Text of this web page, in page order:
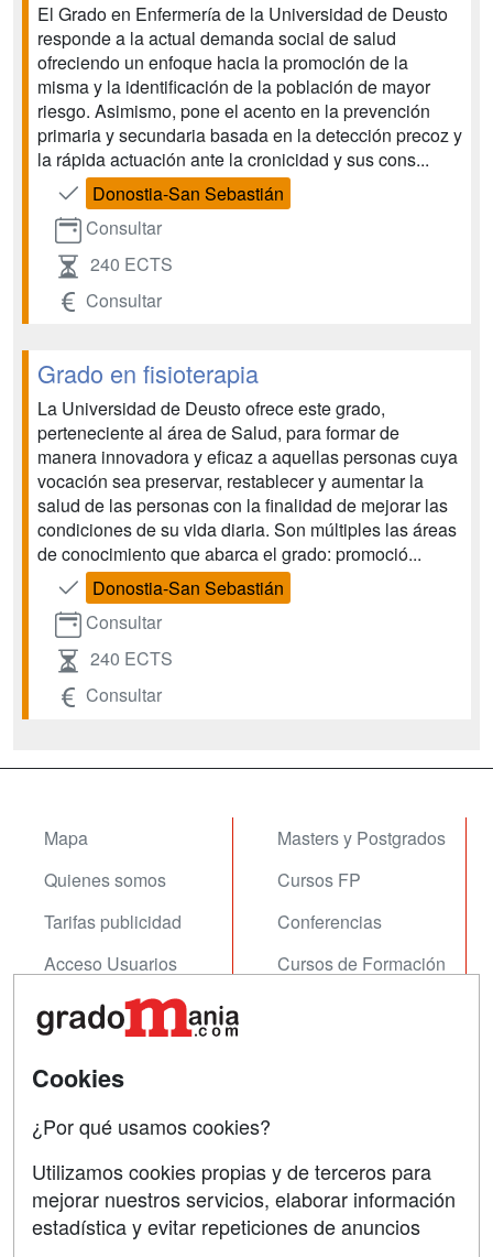
El Grado en Enfermería de la Universidad de Deusto
responde a la actual demanda social de salud
ofreciendo un enfoque hacia la promoción de la
misma y la identificación de la población de mayor
riesgo. Asimismo, pone el acento en la prevención
primaria y secundaria basada en la detección precoz y
la rápida actuación ante la cronicidad y sus cons...
Donostia-San Sebastián
Consultar
240 ECTS
Consultar
Grado en fisioterapia
La Universidad de Deusto ofrece este grado,
perteneciente al área de Salud, para formar de
manera innovadora y eficaz a aquellas personas cuya
vocación sea preservar, restablecer y aumentar la
salud de las personas con la finalidad de mejorar las
condiciones de su vida diaria. Son múltiples las áreas
de conocimiento que abarca el grado: promoció...
Donostia-San Sebastián
Consultar
240 ECTS
Consultar
Mapa
Quienes somos
Tarifas publicidad
Acceso Usuarios
Acceso Centros
Masters y Postgrados
Cursos FP
Conferencias
Cursos de Formación
Contactar
Copyleft
Cookies
¿Por qué usamos cookies?
Utilizamos cookies propias y de terceros para
mejorar nuestros servicios, elaborar información
estadística y evitar repeticiones de anuncios